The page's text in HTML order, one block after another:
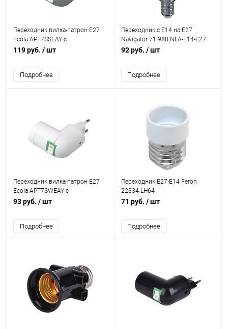
Переходник вилка-патрон E27
Ecola APT7SSEAY с
выключателем серебряный
119 руб. / шт
Подробнее
Переходник с E14 на E27
Navigator 71 988 NLA-E14-E27
92 руб. / шт
Подробнее
Переходник вилка-патрон E27
Ecola APT7SWEAY с
выключателем белый 421540
93 руб. / шт
Подробнее
Переходник E27-E14 Feron
22334 LH64
71 руб. / шт
Подробнее